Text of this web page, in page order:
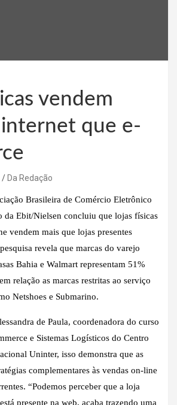
vendem
internet que e-
Da Redação
Brasileira de Comércio Eletrônico
Ebit/Nielsen concluiu que lojas físicas
vendem mais que lojas presentes
revela que marcas do varejo
Bahia e Walmart representam 51%
relação as marcas restritas ao serviço
Netshoes e Submarino.
de Paula, coordenadora do curso
e Sistemas Logísticos do Centro
Uninter, isso demonstra que as
complementares às vendas on-line
“Podemos perceber que a loja
presente na web, acaba trazendo uma